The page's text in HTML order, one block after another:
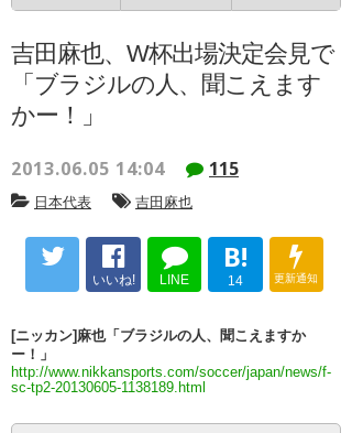
吉田麻也、W杯出場決定会見で
「ブラジルの人、聞こえます
かー！」
2013.06.05 14:04 115
日本代表 吉田麻也
いいね! LINE
B!
14 更新通知
[ニッカン]麻也「ブラジルの人、聞こえますか
ー！」
http://www.nikkansports.com/soccer/japan/news/f-
sc-tp2-20130605-1138189.html